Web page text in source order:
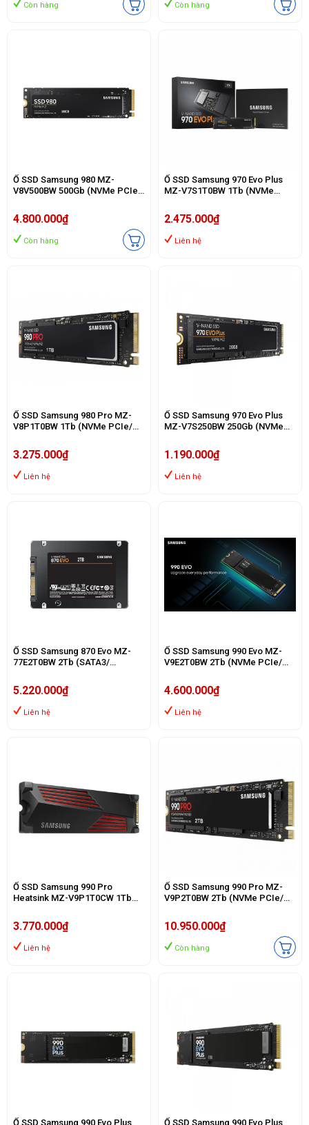
Còn hàng Còn hàng
Ổ SSD Samsung 980 MZ-
V8V500BW 500Gb (NVMe PCIe/
2600MB/s)
4.800.000₫
Còn hàng
Ổ SSD Samsung 970 Evo Plus
MZ-V7S1T0BW 1Tb (NVMe
3500MB/s/ 3300MB/s)
2.475.000₫
Liên hệ
Ổ SSD Samsung 980 Pro MZ-
V8P1T0BW 1Tb (NVMe PCIe/
5000MB/s)
3.275.000₫
Liên hệ
Ổ SSD Samsung 970 Evo Plus
MZ-V7S250BW 250Gb (NVMe
3500MB/s/ 2300MB/s)
1.190.000₫
Liên hệ
Ổ SSD Samsung 870 Evo MZ-
77E2T0BW 2Tb (SATA3/
5.220.000₫
Liên hệ
Ổ SSD Samsung 990 Evo MZ-
V9E2T0BW 2Tb (NVMe PCIe/
4200MB/s)
4.600.000₫
Liên hệ
Ổ SSD Samsung 990 Pro
Heatsink MZ-V9P1T0CW 1Tb
7450MB/s/ 6900MB/s)
3.770.000₫
Liên hệ
Ổ SSD Samsung 990 Pro MZ-
V9P2T0BW 2Tb (NVMe PCIe/
6900MB/s)
10.950.000₫
Còn hàng
Ổ SSD Samsung 990 Evo Plus Ổ SSD Samsung 990 Evo Plus